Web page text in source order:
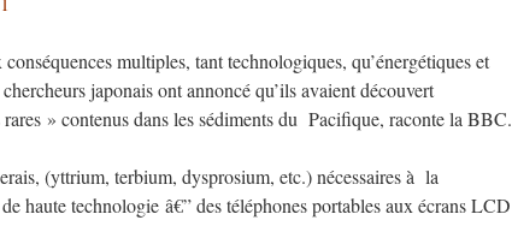
multiples, tant technologiques, qu’énergétiques et
japonais ont annoncé qu’ils avaient découvert
rares » contenus dans les sédiments du Pacifique, raconte la BBC.
(yttrium, terbium, dysprosium, etc.) nécessaires à la
haute technologie â€” des téléphones portables aux écrans LCD